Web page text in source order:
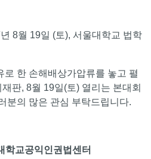
8월 19일 (토), 서울대학교 법학
로 한 손해배상가압류를 놓고 펼
판, 8월 19일(토) 열리는 본대회
분의 많은 관심 부탁드립니다.
학교공익인권법센터